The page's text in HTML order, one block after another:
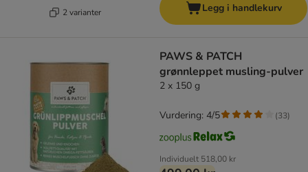
2 varianter Legg i handlekurv
PAWS & PATCH
grønnleppet musling-pulver
2 x 150 g
Individuelt 518,00 kr
Vurdering: 4/5 (33)